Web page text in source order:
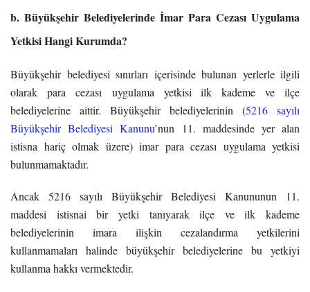
b. Büyükşehir Belediyelerinde İmar Para Cezası Uygulama
Yetkisi Hangi Kurumda?
Büyükşehir belediyesi sınırları içerisinde bulunan yerlerle ilgili
olarak para cezası uygulama yetkisi ilk kademe ve ilçe
belediyelerine aittir. Büyükşehir belediyelerinin (5216 sayılı
Büyükşehir Belediyesi Kanunu’nun 11. maddesinde yer alan
istisna hariç olmak üzere) imar para cezası uygulama yetkisi
bulunmamaktadır.
Ancak 5216 sayılı Büyükşehir Belediyesi Kanununun 11.
maddesi istisnai bir yetki tanıyarak ilçe ve ilk kademe
belediyelerinin imara ilişkin cezalandırma yetkilerini
kullanmamaları halinde büyükşehir belediyelerine bu yetkiyi
kullanma hakkı vermektedir.